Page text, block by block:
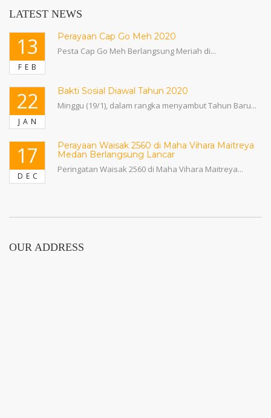
LATEST NEWS
13
FEB
Perayaan Cap Go Meh 2020
Pesta Cap Go Meh Berlangsung Meriah di...
22
JAN
Bakti Sosial Diawal Tahun 2020
Minggu (19/1), dalam rangka menyambut Tahun Baru...
17
DEC
Perayaan Waisak 2560 di Maha Vihara Maitreya
Medan Berlangsung Lancar
Peringatan Waisak 2560 di Maha Vihara Maitreya...
OUR ADDRESS